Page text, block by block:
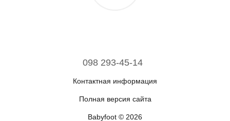
098 293-45-14
Контактная информация
Полная версия сайта
Babyfoot © 2026